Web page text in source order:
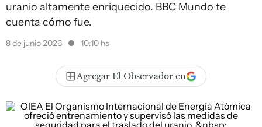
uranio altamente enriquecido. BBC Mundo te
cuenta cómo fue.
8 de junio 2026 10:10 hs
Agregar El Observador en